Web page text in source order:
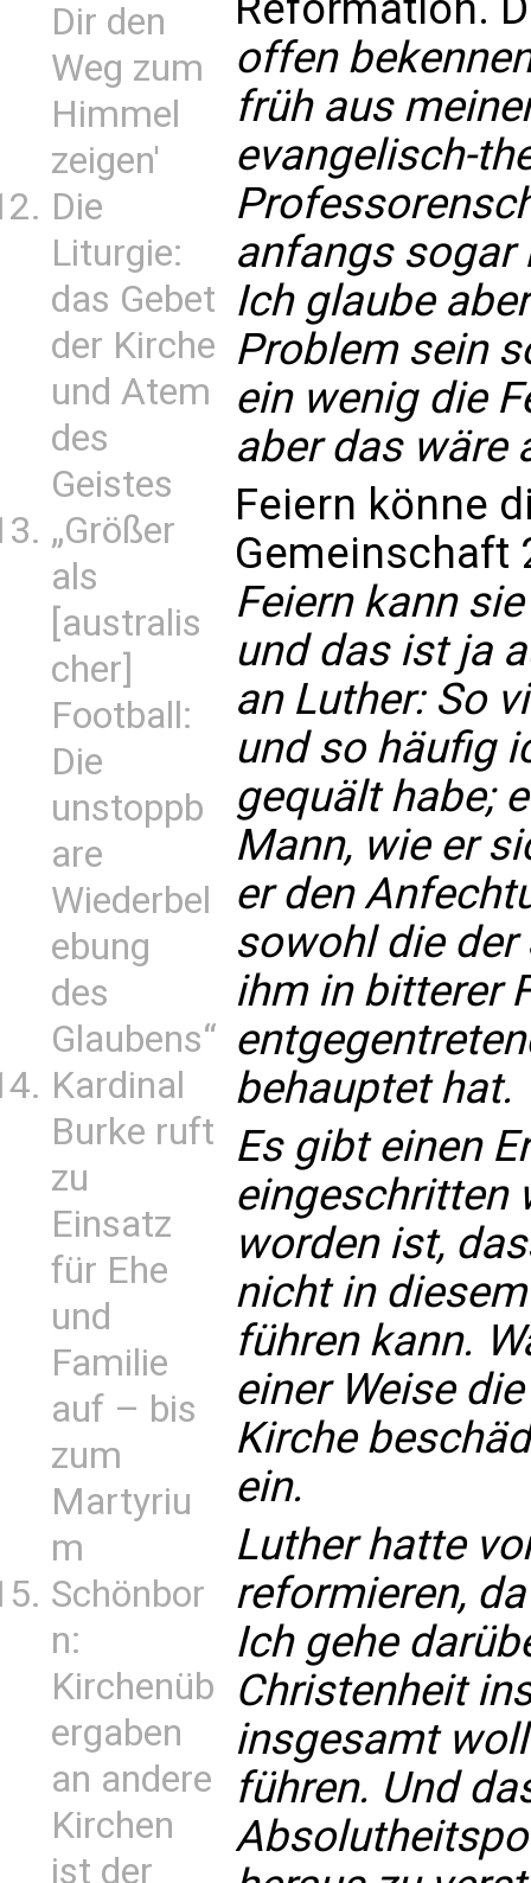
Dir den
Weg zum
Himmel
zeigen'
Die
Liturgie:
das Gebet
der Kirche
und Atem
des
Geistes
„Größer
als
[australis
cher]
Football:
Die
unstoppb
are
Wiederbel
ebung
des
Glaubens“
Kardinal
Burke ruft
zu
Einsatz
für Ehe
und
Familie
auf – bis
zum
Martyriu
m
Schönbor
n:
Kirchenüb
ergaben
an andere
Kirchen
ist der
offen
früh aus
evangelisch-
anfangs sogar
Ich glaube
Problem sein
ein wenig die
aber das wäre
Feiern könne
Gemeinschaft
Feiern kann
und das ist ja
an Luther: So
und so häufig
gequält habe;
Mann, wie er
er den
sowohl die der
ihm in bitterer
behauptet hat.
Es gibt einen
eingeschritten
worden ist,
nicht in
führen kann.
einer Weise
Kirche
ein.
Luther hatte
reformieren,
Ich gehe
Christenheit
insgesamt
führen. Und